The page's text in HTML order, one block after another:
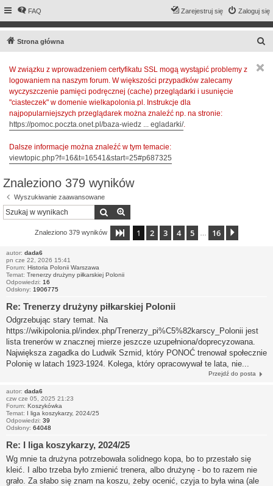
FAQ Zaloguj się
Zarejestruj się
Strona główna
W związku z wprowadzeniem certyfikatu SSL mogą wystąpić problemy z
logowaniem na naszym forum. W większości przypadków zalecamy
wyczyszczenie pamięci podręcznej (cache) przeglądarki i usunięcie
"ciasteczek" w domenie wielkapolonia.pl. Instrukcje dla
najpopularniejszych przeglądarek można znaleźć np. na stronie:
https://pomoc.poczta.onet.pl/baza-wiedz ... egladarki/.
Dalsze informacje można znaleźć w tym temacie:
viewtopic.php?f=16&t=16541&start=25#p687325
Znaleziono 379 wyników
Wyszukiwanie zaawansowane
Szukaj
Znaleziono 379 wyników Strona z16
1 2 3 4 5 16
autor: dada6
pn cze 22, 2026 15:41
Forum: Historia Polonii Warszawa
Temat: Trenerzy drużyny piłkarskiej Polonii
Odpowiedzi: 16
Odsłony: 1906775
Re: Trenerzy drużyny piłkarskiej Polonii
Odgrzebując stary temat. Na
https://wikipolonia.pl/index.php/Trenerzy_pi%C5%82karscy_Polonii jest
lista trenerów w znacznej mierze jeszcze uzupełniona/doprecyzowana.
Największa zagadka do Ludwik Szmid, który PONOĆ trenował społecznie
Polonię w latach 1923-1924. Kolega, który opracowywał te lata, nie...
Przejdź do posta
autor: dada6
czw cze 05, 2025 21:23
Forum: Koszykówka
Temat: I liga koszykarzy, 2024/25
Odpowiedzi: 39
Odsłony: 64048
Re: I liga koszykarzy, 2024/25
Wg mnie ta drużyna potrzebowała solidnego kopa, bo to przestało się
kleić. I albo trzeba było zmienić trenera, albo drużynę - bo to razem nie
grało. Za słabo się znam na koszu, żeby ocenić, czyja to była wina (ale